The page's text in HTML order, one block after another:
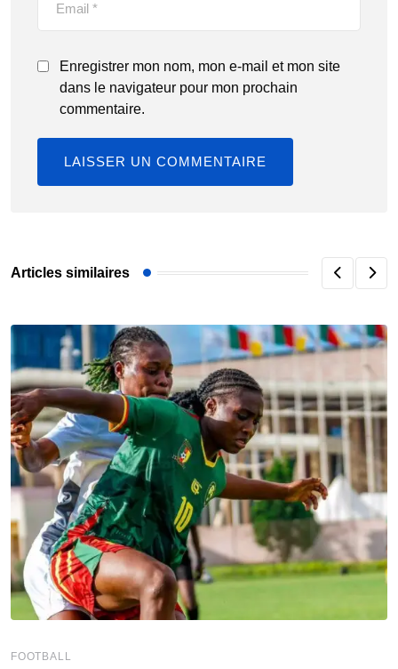
Enregistrer mon nom, mon e-mail et mon site
dans le navigateur pour mon prochain
commentaire.
Articles similaires
FOOTBALL